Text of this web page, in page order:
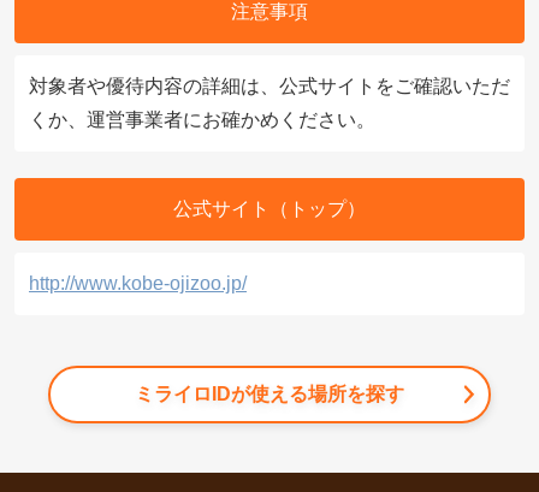
注意事項
対象者や優待内容の詳細は、公式サイトをご確認いただ
くか、運営事業者にお確かめください。
公式サイト（トップ）
http://www.kobe-ojizoo.jp/
ミライロIDが使える場所を探す